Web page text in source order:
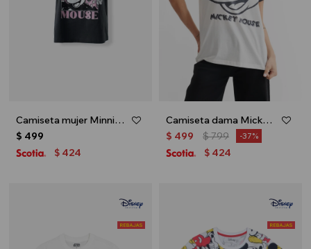
Camiseta mujer Minnie - Negro
$ 499
$ 424
Camiseta dama Mickey - Crudo
$ 499 $799 37
$ 424